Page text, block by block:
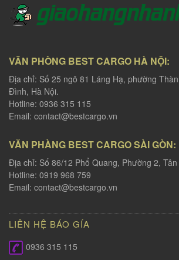
VĂN PHÒNG BEST CARGO HÀ NỘI:
Địa chỉ: Số 25 ngõ 81 Láng Hạ, phường
Đình, Hà Nội.
Hotline: 0936 315 115
Email: contact@bestcargo.vn
VĂN PHÀNG BEST CARGO SÀI GÒN:
Địa chỉ: Số 86/12 Phổ Quang, Phường 2,
Hotline: 0919 968 759
Email: contact@bestcargo.vn
LIÊN HỆ BÁO GÍA
0936 315 115